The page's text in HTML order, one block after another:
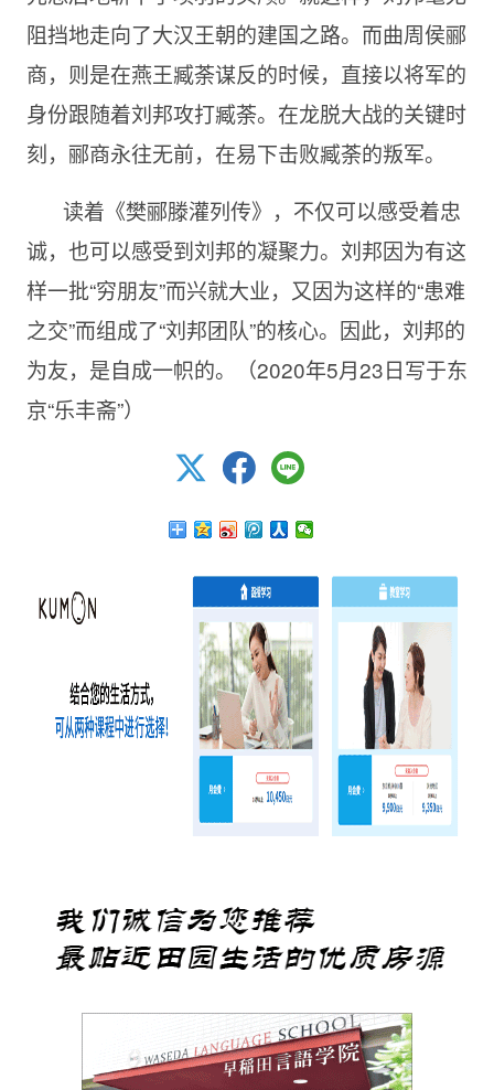
阻挡地走向了大汉王朝的建国之路。而曲周侯郦
商，则是在燕王臧荼谋反的时候，直接以将军的
身份跟随着刘邦攻打臧荼。在龙脱大战的关键时
刻，郦商永往无前，在易下击败臧荼的叛军。
读着《樊郦滕灌列传》，不仅可以感受着忠
诚，也可以感受到刘邦的凝聚力。刘邦因为有这
样一批“穷朋友”而兴就大业，又因为这样的“患难
之交”而组成了“刘邦团队”的核心。因此，刘邦的
为友，是自成一帜的。（2020年5月23日写于东
京“乐丰斋”）